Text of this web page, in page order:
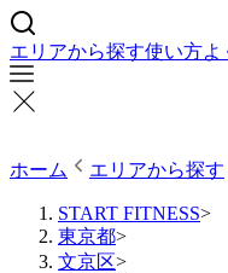
エリアから探す使い方よ
ホーム エリアから探す
START FITNESS>
東京都>
文京区>